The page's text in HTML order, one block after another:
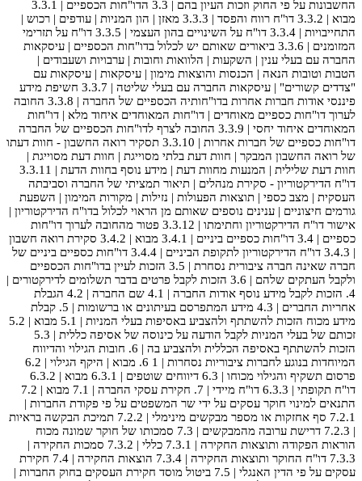
החשבונות על פי החוק וזכות העיון בהם | 3.3 הדו"חות הכספיים | 3.3.1
מבוא | 3.3.2 דו"ח רווח והפסד | 3.3.3 מאזן | הון המניות | עודפים | רכוש |
התחייבויות | 3.3.4 דו"ח על השינויים בהון העצמי | 3.3.5 דו"ח על תזרימי
המזומנים | 3.3.6 ביאורים שאותם יש לכלול בדו"חות הכספיים | עיסקאות
החברה עם בעלי ענין | השקעות | הלוואות וחובות | ערבויות ושעבודים |
הטבות וטובות הנאה | הכנסות והוצאות מימון | עיסקאות | עיסקאות עם
"צדדים קשורים" | עיסקאות החברה עם בעלי שליטה | 3.3.7 חשיפת מידע
פיננסי אודות חברות אחרות בדו"חותיה הכספיים של החברה | 3.3.8 החובה
לערוך דו"חות כספיים מאוחדים | דו"חות המאוחדים איחוד מלא | דו"חות
המאוחדים איחוד יחסי | 3.3.9 החובה לצרף לדו"חות הכספיים של החברה
דו"חות כספיים של חברות אחרות | 3.3.10 תסקיר רואה החשבון - חוות דעתו
של רואה החשבון המבקר | חוות דעת בלתי מסוייגת | חוות דעת מסוייגת |
חוות דעת שלילית | המנעות מחוות דעת | מידע נוסף בחוות הדעת | 3.3.11
דו"ח הדירקטוריון - סקירת מנהלים | תיאור תמציתי של החברה וסביבתה
העסקית | מצב כספי | תוצאות הפעולות | נזילות | מקורות המימון | השפעת
גורמים חיצוניים | ענינים נוספים שאותם מן הראוי לכלול בדו"ח הדירקטוריון |
אישור דו"ח הדירקטוריון וחתימתו | 3.3.12 פטור מהחובה לערוך דו"חות
כספיים | 3.4 דו"חות כספיים ביניים | 3.4.1 מבוא | 3.4.2 סקירת רואה חשבון
| 3.4.3 דו"ח הדירקטוריון לתקופת הביניים | 3.4.4 דו"חות כספיים ביניים של
חברה שאינה חברה ציבורית נסחרת | 3.5 הזכות לעיין בדו"חות הכספיים
ולקבל העתקים שלהם | 3.6 הזכות לקבל פרטים בדבר תשלומים לדירקטורים |
4. הזכות לקבל מידע נוסף אודות החברה | 4.1 שם החברה | 4.2 הגבלת
אחריות החברים | 4.3 מידע המתפרסם בעיתונים או ברשומות | 5. קבלת
מידע מכוח הזכות להשתתף ולהצביע באסיפות בעלי המניות | 5.1 מבוא | 5.2
זכותם של בעלי המניות לקבל הודעה על כינוסה של אסיפה כללית | 5.3
הזכות להשתתף באסיפה הכללית ולהצביע בה | 6. חובות הגילוי והדיווח
המיוחדות בנוגע לחברות ציבוריות נסחרות | 1 6. מבוא | היקף הגילוי | 6.2
פרסום תשקיף והגילוי מכוחו | 6.3 דיווחים שוטפים | 6.3.1 מבוא | 6.3.2
דו"ח תקופתי | 6.3.3 דו"ח מיידי | 7. חקירת עסקי החברה | 7.1 מבוא | 7.2
התנאים למינוי חוקר עסקים על ידי שר המשפטים על פי פקודת החברות |
7.2.1 סף אחזקות או מספר מבקשים מינימלי | 7.2.2 תמיכת הבקשה בראיות
| 7.2.3 דרישת ערובה מהמבקשים | 7.3 סמכותו של חוקר שמונה מכוח
הוראות הפקודה ותוצאות החקירה | 7.3.1 כללי | 7.3.2 סמכות החקירה |
7.3.3 דו"ח החוקר ותוצאות החקירה | 7.3.4 הוצאות החקירה | 7.4 חקירת
עסקים על פי הדין האנגלי | 7.5 ביטול מוסד חקירת העסקים בחוק החברות |